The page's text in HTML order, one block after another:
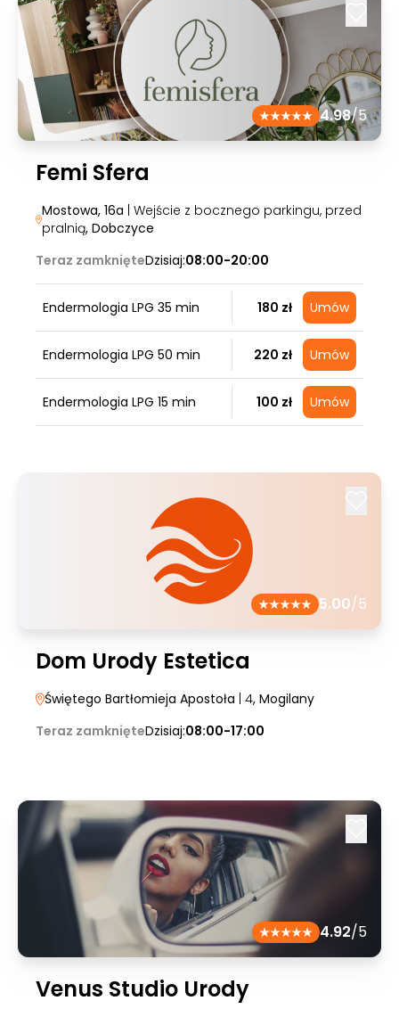
4.98/5
Femi Sfera
Mostowa, 16a | Wejście z bocznego parkingu, przed
pralnią, Dobczyce
Teraz zamknięteDzisiaj:08:00-20:00
Endermologia LPG 35 min 180 zł Umów
Endermologia LPG 50 min 220 zł Umów
Endermologia LPG 15 min 100 zł Umów
5.00/5
Dom Urody Estetica
Świętego Bartłomieja Apostoła | 4, Mogilany
Teraz zamknięteDzisiaj:08:00-17:00
4.92/5
Venus Studio Urody